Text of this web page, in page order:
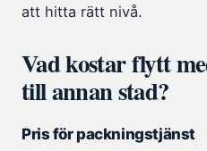
att hitta rätt nivå.
Vad kostar flytt
till annan stad?
Pris för packningstjänst